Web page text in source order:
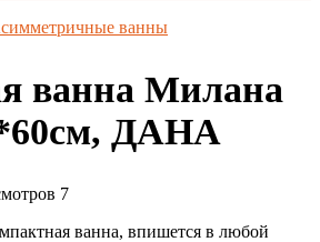
ванны
ванна Милана
ДАНА
7
ванна, впишется в любой